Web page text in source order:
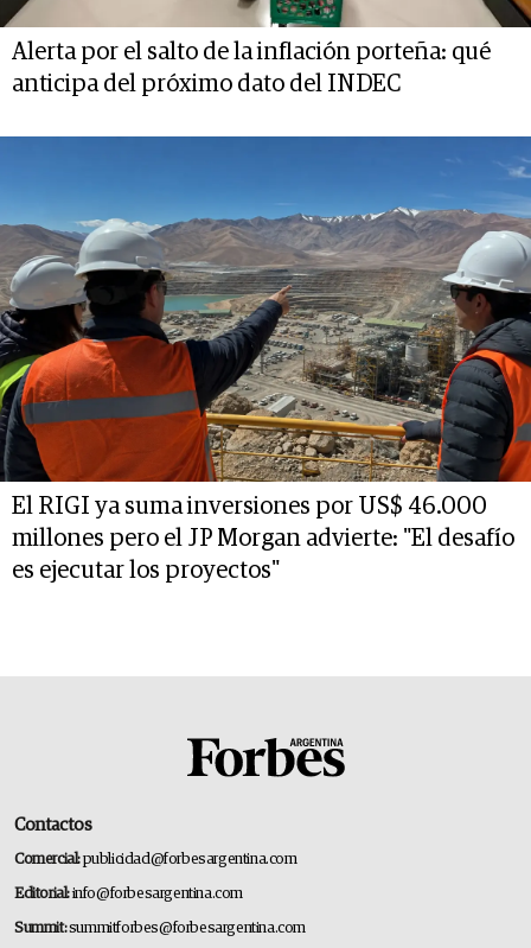
Alerta por el salto de la inflación porteña: qué
anticipa del próximo dato del INDEC
El RIGI ya suma inversiones por US$ 46.000
millones pero el JP Morgan advierte: "El desafío
es ejecutar los proyectos"
Contactos
Comercial:publicidad@forbesargentina.com
Editorial:info@forbesargentina.com
Summit:summitforbes@forbesargentina.com